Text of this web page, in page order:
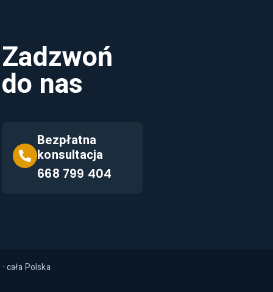
Zadzwoń
do nas
Bezpłatna
konsultacja
668 799 404
· cała Polska